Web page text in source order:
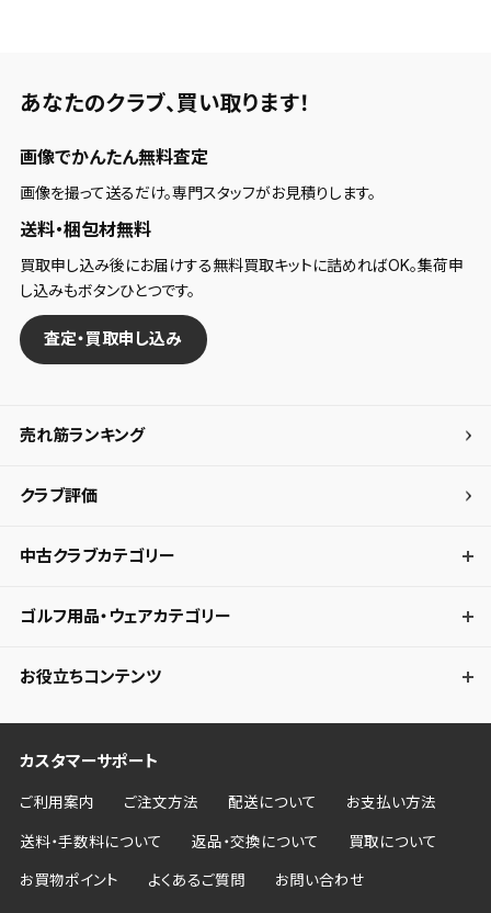
ヘッドは大きめですが、トップブレードが薄めなので構えにくさは
■打感・打音など
弾くような感覚はありますが、その中に軟らかさも感じられるの
■スピン・弾の強さ・弾道高さ
7番のロフトが26度と小さく、スピン量はやや少なめですが、グリ
ーンで止まってくれそうな弾道の高さは確保できていました。
あなたのクラブ、 買い取ります！
画像でかんたん無料査定
画像を撮って送るだけ。専門スタッフがお見積りします。
送料・梱包材無料
買取申し込み後にお届けする無料買取キットに詰めればOK。集荷申
し込みもボタンひとつです。
査定・買取申し込み
売れ筋ランキング
クラブ評価
中古クラブカテゴリー
ゴルフ用品・ウェアカテゴリー
お役立ちコンテンツ
カスタマーサポート
ご利用案内 ご注文方法 配送について お支払い方法
送料・手数料について 返品・交換について 買取について
お買物ポイント よくあるご質問 お問い合わせ